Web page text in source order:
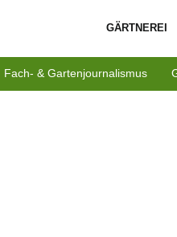
GÄRTNEREI
Fach- & Gartenjournalismus